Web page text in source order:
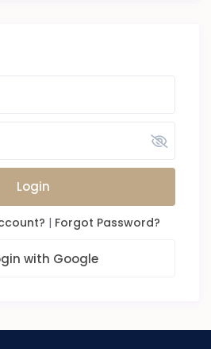
Login
| Forgot Password?
with Google